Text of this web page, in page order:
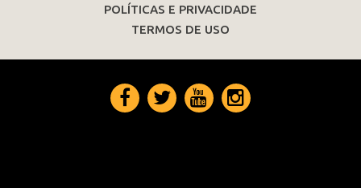
POLÍTICAS E PRIVACIDADE
TERMOS DE USO